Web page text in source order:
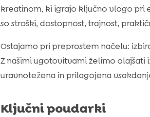
kreatinom, ki igrajo ključno vlogo pri
so stroški, dostopnost, trajnost,
Ostajamo pri preprostem načelu:
Z našimi ugotovitvami želimo
uravnotežena in prilagojena
Ključni poudarki